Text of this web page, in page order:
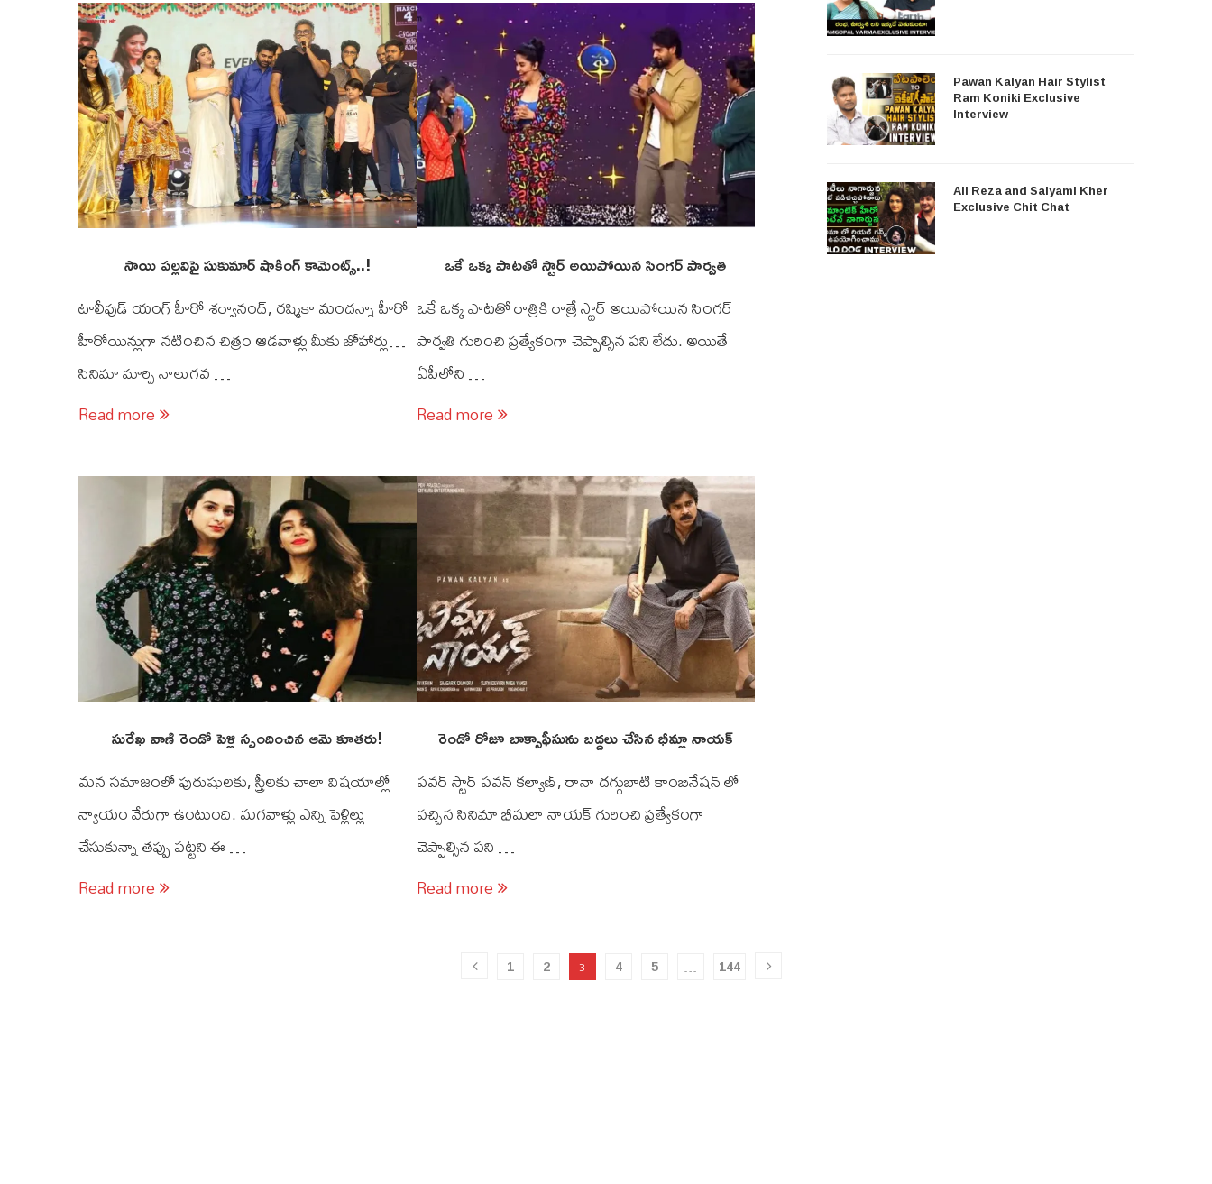
సాయి పల్లవిపై సుకుమార్ షాకింగ్ కామెంట్స్..!
టాలీవుడ్ యంగ్ హీరో శర్వానంద్, రష్మికా మందన్నా హీరో
హీరోయిన్లుగా నటించిన చిత్రం ఆడవాళ్లు మీకు జోహార్లు…
సినిమా మార్చి నాలుగవ …
Read more
ఒకే ఒక్క పాటతో స్టార్ అయిపోయిన సింగర్ పార్వతి
ఒకే ఒక్క పాటతో రాత్రికి రాత్రే స్టార్ అయిపోయిన సింగర్
పార్వతి గురించి ప్రత్యేకంగా చెప్పాల్సిన పని లేదు. అయితే
ఏపీలోని …
Read more
సురేఖ వాణి రెండో పెళ్లి స్పందించిన ఆమె కూతరు!
మన సమాజంలో పురుషులకు, స్త్రీలకు చాలా విషయాల్లో
న్యాయం వేరుగా ఉంటుంది. మగవాళ్లు ఎన్ని పెళ్లిల్లు
చేసుకున్నా తప్పు పట్టని ఈ …
Read more
రెండో రోజూ బాక్సాఫీసును బద్దలు చేసిన భీమ్లా నాయక్
పవర్ స్టార్ పవన్ కల్యాణ్, రానా దగ్గుబాటి కాంబినేషన్ లో
వచ్చిన సినిమా భీమ‌లా నాయక్ గురించి ప్రత్యేకంగా
చెప్పాల్సిన పని …
Read more
1 2 3 4 5 … 144
Pawan Kalyan Hair Stylist
Ram Koniki Exclusive
Interview
Ali Reza and Saiyami Kher
Exclusive Chit Chat